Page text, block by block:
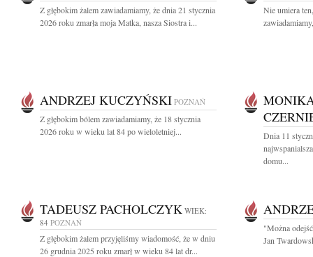
Z głębokim żalem zawiadamiamy, że dnia 21 stycznia
2026 roku zmarła moja Matka, nasza Siostra i...
Nie umiera
ANDRZEJ KUCZYŃSKI POZNAŃ
Z głębokim bólem zawiadamiamy, że 18 stycznia
2026 roku w wieku lat 84 po wieloletniej...
Dnia 11
domu...
TADEUSZ PACHOLCZYK WIEK:
84 POZNAŃ
Z głębokim żalem przyjęliśmy wiadomość, że w dniu
26 grudnia 2025 roku zmarł w wieku 84 lat dr...
"Można
Jan